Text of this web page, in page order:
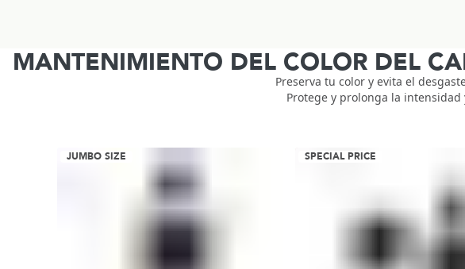
MANTENIMIENTO DEL COLOR DEL
Preserva tu color y evita el
Protege y prolonga la
JUMBO SIZE SPECIAL PRICE